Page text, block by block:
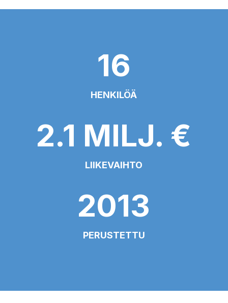
2013
PERUSTETTU
2.1 MILJ. €
LIIKEVAIHTO
16
HENKILÖÄ